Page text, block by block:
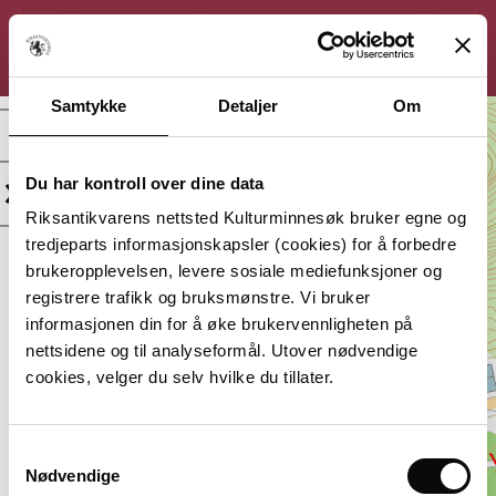
Samtykke Detaljer Om
Du har kontroll over dine data
Riksantikvarens nettsted Kulturminnesøk bruker egne og
tredjeparts informasjonskapsler (cookies) for å forbedre
brukeropplevelsen, levere sosiale mediefunksjoner og
registrere trafikk og bruksmønstre. Vi bruker
informasjonen din for å øke brukervennligheten på
nettsidene og til analyseformål. Utover nødvendige
cookies, velger du selv hvilke du tillater.
Nødvendige
Kirkested
Agder,
Tvedestrand
Vernestatus:
Automatisk
fredet
Datering:
Middelalder
Lagt inn av:
KULTURMINNESØK